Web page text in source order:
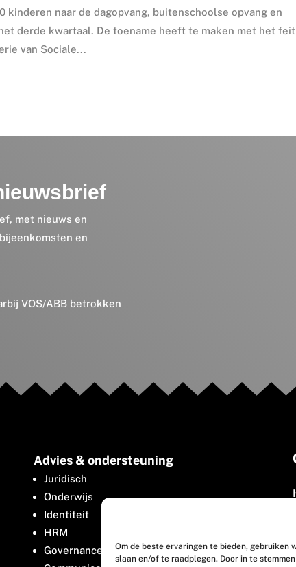
Om de beste ervaringen te bieden,
slaan en/of te raadplegen. Door in te
kinderen naar de dagopvang, buitenschoolse opvang en
derde kwartaal. De toename heeft te maken met het
van Sociale...
met nieuws en
en
VOS/ABB betrokken
Advies & ondersteuning
Juridisch
Onderwijs
Identiteit
HRM
Governance